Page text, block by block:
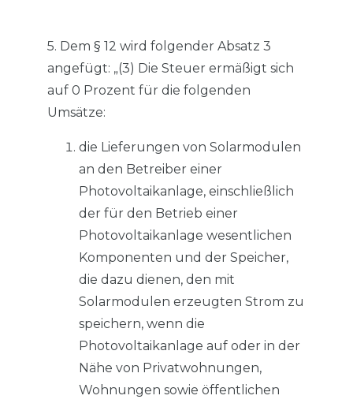
5. Dem § 12 wird folgender Absatz 3
angefügt: „(3) Die Steuer ermäßigt sich
auf 0 Prozent für die folgenden
Umsätze:
die Lieferungen von Solarmodulen
an den Betreiber einer
Photovoltaikanlage, einschließlich
der für den Betrieb einer
Photovoltaikanlage wesentlichen
Komponenten und der Speicher,
die dazu dienen, den mit
Solarmodulen erzeugten Strom zu
speichern, wenn die
Photovoltaikanlage auf oder in der
Nähe von Privatwohnungen,
Wohnungen sowie öffentlichen